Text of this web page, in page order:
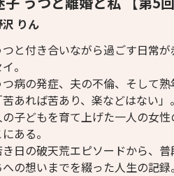
りん
つと付き合いながら過ごす日常
。
つ病の発症、夫の不倫、そして熟
苦あれば苦あり、楽などはない
の子どもを育て上げた一人の女
にある。
日の破天荒エピソードから、
への想いまでを綴った人生の記録。